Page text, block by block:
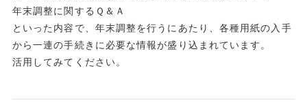
年末調整に関するＱ＆Ａ
といった内容で、年末調整を行うにあたり、各種用紙の入手
から一連の手続きに必要な情報が盛り込まれています。
活用してみてください。